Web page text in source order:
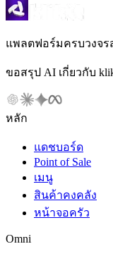
แพลตฟอร์มครบวงจร
ขอสรุป AI เกี่ยวกับ
หลัก
แดชบอร์ด
Point of Sale
เมนู
สินค้าคงคลัง
หน้าจอครัว
Omni